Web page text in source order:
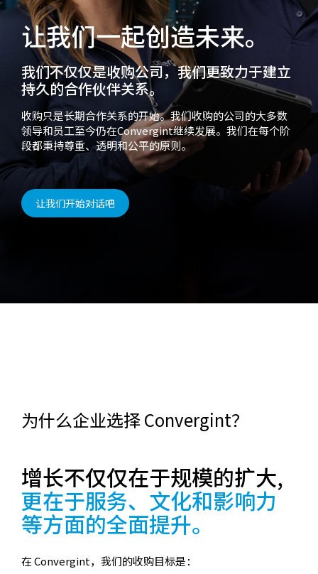
让我们一起创造未来。
我们不仅仅是收购公司，我们更致力于建立
持久的合作伙伴关系。
收购只是长期合作关系的开始。我们收购的公司的大多数
领导和员工至今仍在Convergint继续发展。我们在每个阶
段都秉持尊重、透明和公平的原则。
让我们开始对话吧
为什么企业选择 Convergint？
增长不仅仅在于规模的扩大,
更在于服务、文化和影响力
等方面的全面提升。
在 Convergint，我们的收购目标是：